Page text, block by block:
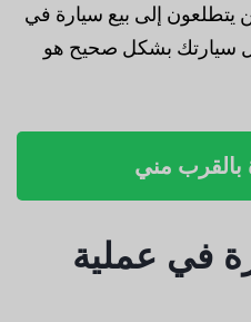
يتطلعون إلى بيع سيارة في
سيارتك بشكل صحيح هو
بالقرب مني
في عملية